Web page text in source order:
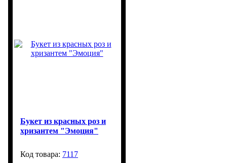
Букет из красных роз и
хризантем "Эмоция"
7117